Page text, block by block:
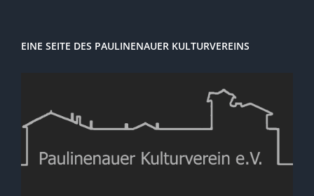
EINE SEITE DES PAULINENAUER KULTURVEREINS